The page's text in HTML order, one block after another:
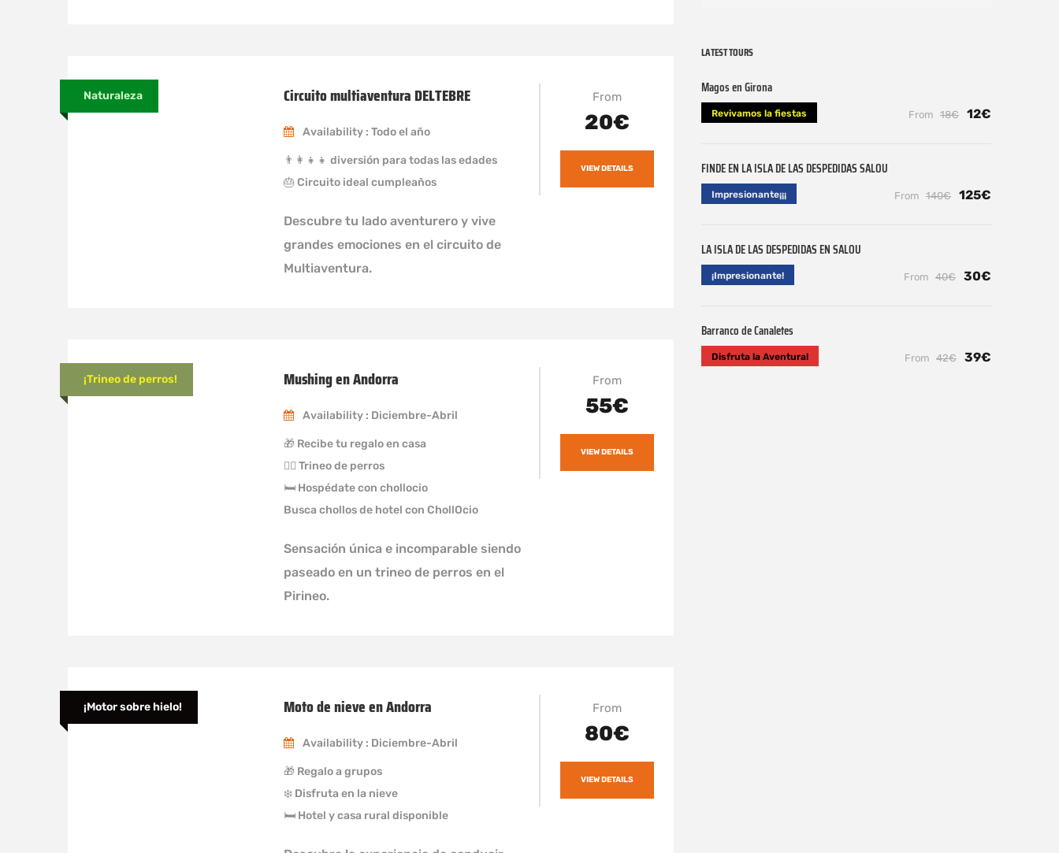
Naturaleza Circuito multiaventura DELTEBRE
Availability : Todo el año
👨‍👩‍👧‍👧 diversión para todas las edades
🎂 Circuito ideal cumpleaños
Descubre tu lado aventurero y vive
grandes emociones en el circuito de
Multiaventura.
From
20€
VIEW DETAILS
¡Trineo de perros! Mushing en Andorra
Availability : Diciembre-Abril
🎁 Recibe tu regalo en casa
🐕‍🦺 Trineo de perros
🛏 Hospédate con chollocio
Busca chollos de hotel con ChollOcio
Sensación única e incomparable siendo
paseado en un trineo de perros en el
Pirineo.
From
55€
VIEW DETAILS
¡Motor sobre hielo! Moto de nieve en Andorra
Availability : Diciembre-Abril
🎁 Regalo a grupos
❄️ Disfruta en la nieve
🛏 Hotel y casa rural disponible
From
80€
VIEW DETAILS
LATEST TOURS
Magos en Girona
Revivamos la fiestas From 18€ 12€
FINDE EN LA ISLA DE LAS DESPEDIDAS SALOU
Impresionante¡¡¡ From 140€ 125€
LA ISLA DE LAS DESPEDIDAS EN SALOU
¡Impresionante! From 40€ 30€
Barranco de Canaletes
Disfruta la Aventura! From 42€ 39€